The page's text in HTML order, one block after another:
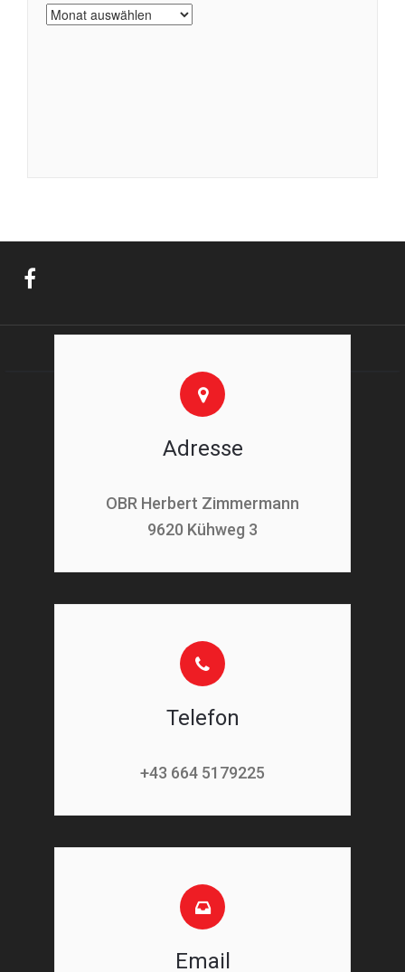
Archiv
Adresse
OBR Herbert Zimmermann
9620 Kühweg 3
Telefon
+43 664 5179225
Email